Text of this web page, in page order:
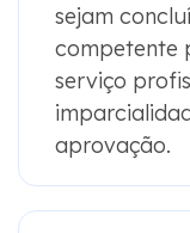
sejam
competente
serviço
aprovação.